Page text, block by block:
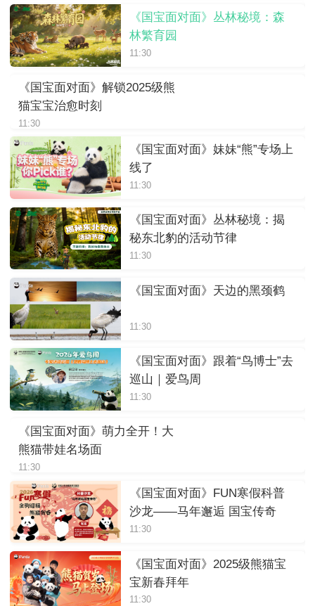
《国宝面对面》丛林秘境：森
林繁育园
11:30
《国宝面对面》解锁2025级熊
猫宝宝治愈时刻
11:30
《国宝面对面》妹妹“熊”专场上
线了
11:30
《国宝面对面》丛林秘境：揭
秘东北豹的活动节律
11:30
《国宝面对面》天边的黑颈鹤
11:30
《国宝面对面》跟着“鸟博士”去
巡山｜爱鸟周
11:30
《国宝面对面》萌力全开！大
熊猫带娃名场面
11:30
《国宝面对面》FUN寒假科普
沙龙——马年邂逅 国宝传奇
11:30
《国宝面对面》2025级熊猫宝
宝新春拜年
11:30